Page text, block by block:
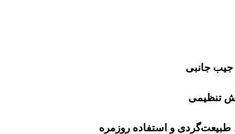
جانبی
و استفاده روزمره